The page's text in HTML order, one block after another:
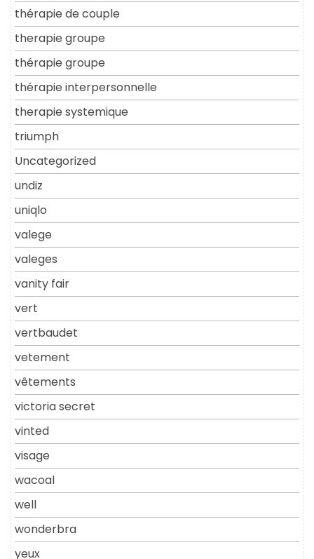
thérapie de couple
therapie groupe
thérapie groupe
thérapie interpersonnelle
therapie systemique
triumph
Uncategorized
undiz
uniqlo
valege
valeges
vanity fair
vert
vertbaudet
vetement
vêtements
victoria secret
vinted
visage
wacoal
well
wonderbra
yeux